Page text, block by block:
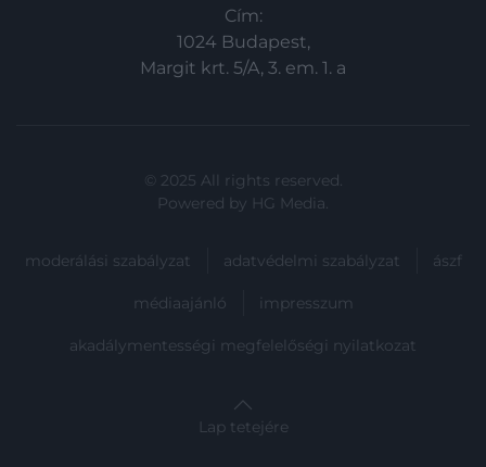
Cím:
1024 Budapest,
Margit krt. 5/A, 3. em. 1. a
© 2025 All rights reserved.
Powered by HG Media.
moderálási szabályzat adatvédelmi szabályzat ászf
médiaajánló impresszum
akadálymentességi megfelelőségi nyilatkozat
Lap tetejére